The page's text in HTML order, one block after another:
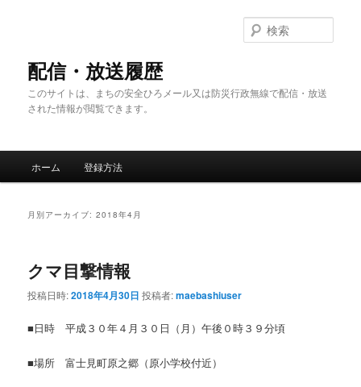
配信・放送履歴
このサイトは、まちの安全ひろメール又は防災行政無線で配信・放送
された情報が閲覧できます。
索
ホーム 登録方法
月別アーカイブ:2018年4月
クマ目撃情報
投稿日時:2018年4月30日 投稿者:maebashiuser
■日時 平成３０年４月３０日（月）午後０時３９分頃
■場所 富士見町原之郷（原小学校付近）